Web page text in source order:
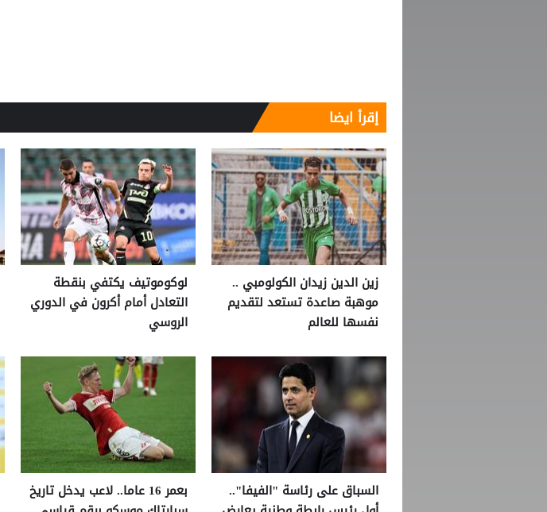
إقرأ ايضا
زين الدين زيدان الكولومبي ..
موهبة صاعدة تستعد لتقديم
نفسها للعالم
لوكوموتيف يكتفي بنقطة
التعادل أمام أكرون في الدوري
الروسي
السباق على رئاسة "الفيفا"..
بعمر 16 عاما.. لاعب يدخل تاريخ